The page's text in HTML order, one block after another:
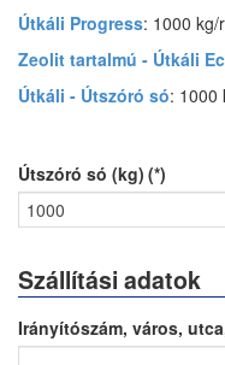
Útkáli Progress: 1000 kg/
Zeolit tartalmú - Útkáli
Útkáli - Útszóró só: 1000
Útszóró só (kg) (*)
Szállítási adatok
Irányítószám, város,